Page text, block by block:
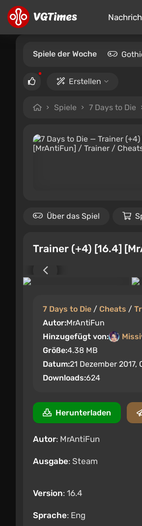
Spiele der Woche
Erstellen
Spiele 7 Days to Die
Über das Spiel
Trainer (+4) [16.4]
7 Days to Die / Cheats /
Autor:MrAntiFun
Hinzugefügt von:
Größe:4.38 MB
Datum:21 Dezember 2017,
Downloads:624
Herunterladen
Autor: MrAntiFun
Ausgabe: Steam
Version: 16.4
Sprache: Eng